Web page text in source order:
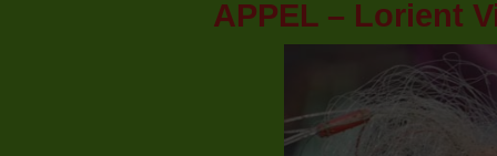
APPEL – Lorient